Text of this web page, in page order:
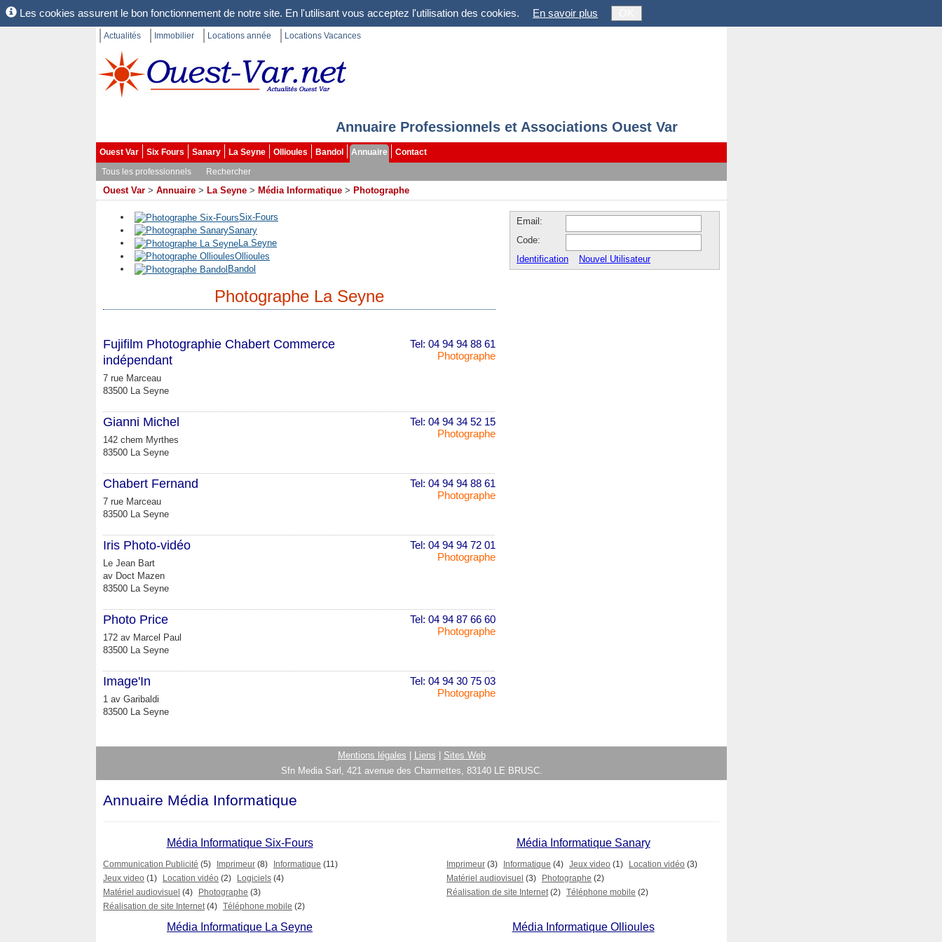
Les cookies assurent le bon fonctionnement de notre site. En l'utilisant vous acceptez l'utilisation des cookies. En savoir plus
Actualités Immobilier Locations année Locations Vacances
Annuaire Professionnels et Associations Ouest Var
Ouest Var Six Fours Sanary La Seyne Ollioules Bandol Annuaire
Contact
Tous les professionnels
Rechercher
Ouest Var > Annuaire > La Seyne > Média Informatique > Photographe
Six-Fours
Sanary
La Seyne
Ollioules
Bandol
Photographe La Seyne
Tel: 04 94 94 88 61
Photographe
Fujifilm Photographie Chabert Commerce
indépendant
7 rue Marceau
83500 La Seyne
Tel: 04 94 34 52 15
Photographe
Gianni Michel
142 chem Myrthes
83500 La Seyne
Tel: 04 94 94 88 61
Photographe
Chabert Fernand
7 rue Marceau
83500 La Seyne
Tel: 04 94 94 72 01
Photographe
Iris Photo-vidéo
Le Jean Bart
av Doct Mazen
83500 La Seyne
Tel: 04 94 87 66 60
Photographe
Photo Price
172 av Marcel Paul
83500 La Seyne
Tel: 04 94 30 75 03
Photographe
Image'In
1 av Garibaldi
83500 La Seyne
Email:
Code:
Identification
Nouvel Utilisateur
Mentions légales Liens
Sites Web
Sfn Media Sarl, 421 avenue des Charmettes, 83140 LE BRUSC.
Annuaire Média Informatique
Média Informatique Six-Fours
Communication Publicité (5) Imprimeur (8) Informatique (11)
Jeux video (1) Location vidéo (2) Logiciels (4)
Matériel audiovisuel (4) Photographe (3)
Réalisation de site Internet (4) Téléphone mobile (2)
Média Informatique Sanary
Imprimeur (3) Informatique (4) Jeux video (1) Location vidéo (3)
Matériel audiovisuel (3) Photographe (2)
Réalisation de site Internet (2) Téléphone mobile (2)
Média Informatique La Seyne Média Informatique Ollioules